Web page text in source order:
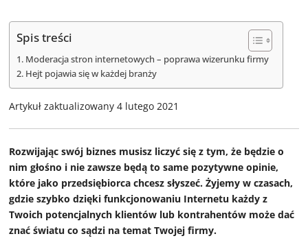
Spis treści
Moderacja stron internetowych – poprawa wizerunku firmy
Hejt pojawia się w każdej branży
Artykuł zaktualizowany 4 lutego 2021
Rozwijając swój biznes musisz liczyć się z tym, że będzie o
nim głośno i nie zawsze będą to same pozytywne opinie,
które jako przedsiębiorca chcesz słyszeć. Żyjemy w czasach,
gdzie szybko dzięki funkcjonowaniu Internetu każdy z
Twoich potencjalnych klientów lub kontrahentów może dać
znać światu co sądzi na temat Twojej firmy.